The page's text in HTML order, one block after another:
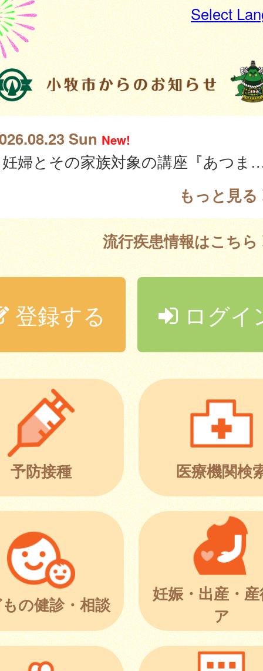
Select
Sun New!
妊婦とその家族対象の講座『あつまれ‼たまごファ
もっと見る
流行疾患情報はこちら
登録する ログイ
予防接種 医療機関検
の健診・相談
妊娠・出産・
ア